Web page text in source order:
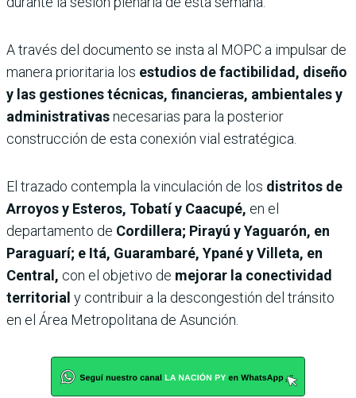
A través del documento se insta al MOPC a impulsar de
manera prioritaria los estudios de factibilidad, diseño
y las gestiones técnicas, financieras, ambientales y
administrativasnecesarias para la posterior
construcción de esta conexión vial estratégica.
El trazado contempla la vinculación de los distritos de
Arroyos y Esteros, Tobatí y Caacupé, en el
departamento de Cordillera; Pirayú y Yaguarón, en
Paraguarí; e Itá, Guarambaré, Ypané y Villeta, en
Central, con el objetivo de mejorar la conectividad
territorial y contribuir a la descongestión del tránsito
en el Área Metropolitana de Asunción.